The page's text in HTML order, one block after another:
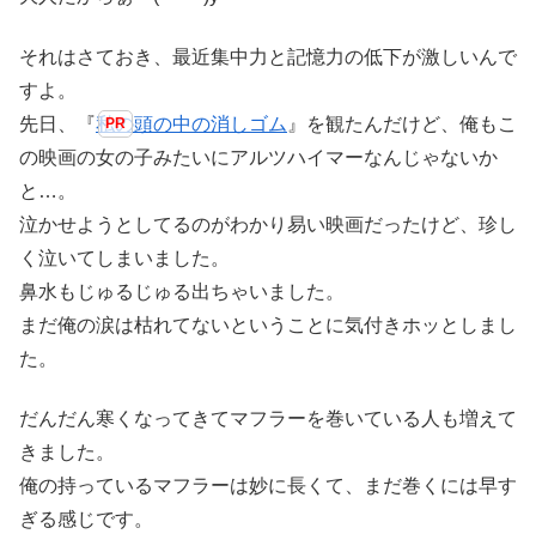
それはさておき、最近集中力と記憶力の低下が激しいんで
すよ。
先日、『私の頭の中の消しゴム 』を観たんだけど、俺もこ
の映画の女の子みたいにアルツハイマーなんじゃないか
と…。
泣かせようとしてるのがわかり易い映画だったけど、珍し
く泣いてしまいました。
鼻水もじゅるじゅる出ちゃいました。
まだ俺の涙は枯れてないということに気付きホッとしまし
た。
だんだん寒くなってきてマフラーを巻いている人も増えて
きました。
俺の持っているマフラーは妙に長くて、まだ巻くには早す
ぎる感じです。